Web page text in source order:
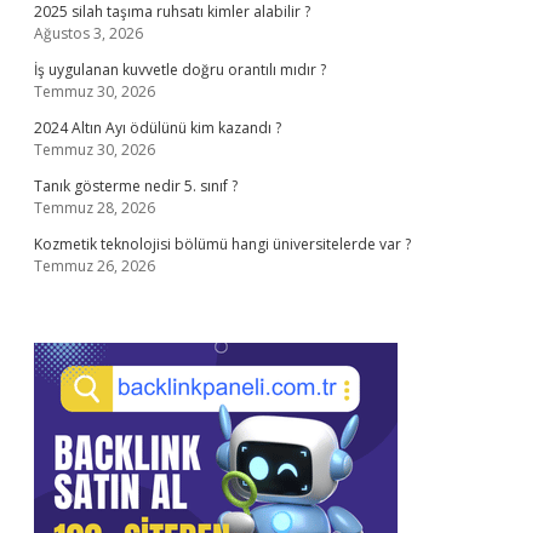
2025 silah taşıma ruhsatı kimler alabilir ?
Ağustos 3, 2026
İş uygulanan kuvvetle doğru orantılı mıdır ?
Temmuz 30, 2026
2024 Altın Ayı ödülünü kim kazandı ?
Temmuz 30, 2026
Tanık gösterme nedir 5. sınıf ?
Temmuz 28, 2026
Kozmetik teknolojisi bölümü hangi üniversitelerde var ?
Temmuz 26, 2026